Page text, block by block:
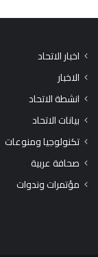
اخبار الاتحاد
الاخبار
انشطة الاتحاد
بيانات الاتحاد
تكنولوجيا ومنوعات
صحافة عربية
مؤتمرات وندوات